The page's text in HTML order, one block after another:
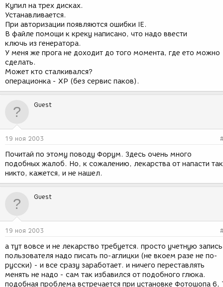
н
и
я
Купил на трех дисках.
Устанавливается.
При авторизации появляются ошибки IE.
В файле помощи к креку написано, что надо ввести
ключь из генератора.
У меня же прога не доходит до того момента, где ето можно
сделать.
Может кто сталкивался?
операционка - XP (без сервис паков).
Guest
19 ноя 2003
Почитай по этому поводу Форум. Здесь очень много
подобных жалоб. Но, к сожалению, лекарства от напасти так
никто, кажется, и не нашел.
Guest
19 ноя 2003
а тут вовсе и не лекарство требуется. просто учетную запись
пользователя надо писать по-аглицки (не вкоем разе не по-
русски) - и все сразу заработает. и ничего переставлять
менять не надо - сам так избавился от подобного глюка.
подобная проблема встречается при установке Фотошопа 6,